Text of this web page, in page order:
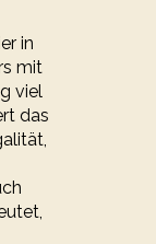
in
mit
viel
das